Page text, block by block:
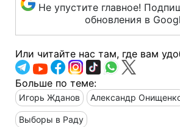
Не упустите главное!
обновления в
Или читайте нас там, где вам
Больше по теме:
Игорь Жданов Александр
Выборы в Раду